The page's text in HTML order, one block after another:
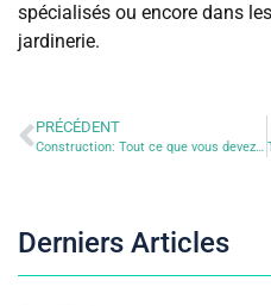
spécialisés ou encore dans
jardinerie.
PRÉCÉDENT
Construction: Tout ce que vous devez savoir pour vous lancer dans un projet de construction
Derniers Articles